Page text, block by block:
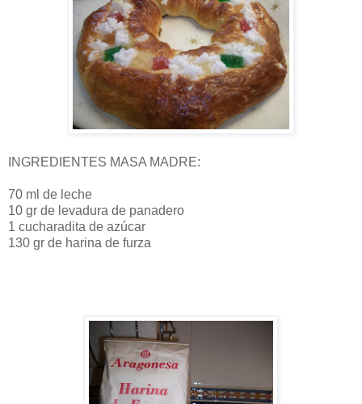
INGREDIENTES MASA MADRE:
70 ml de leche
10 gr de levadura de panadero
1 cucharadita de azúcar
130 gr de harina de furza